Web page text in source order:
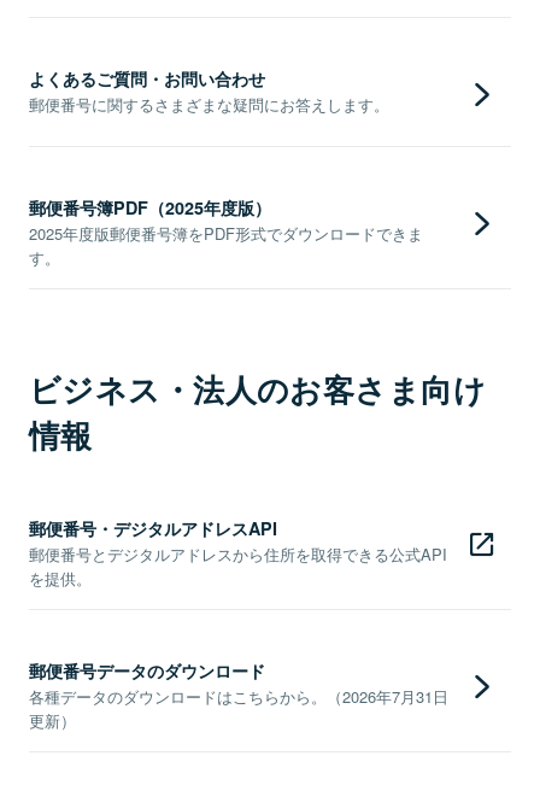
よくあるご質問・お問い合わせ
郵便番号に関するさまざまな疑問にお答えします。
郵便番号簿PDF（2025年度版）
2025年度版郵便番号簿をPDF形式でダウンロードできま
す。
ビジネス・法人のお客さま向け
情報
郵便番号・デジタルアドレスAPI
郵便番号とデジタルアドレスから住所を取得できる公式API
を提供。
郵便番号データのダウンロード
各種データのダウンロードはこちらから。（2026年7月31日
更新）